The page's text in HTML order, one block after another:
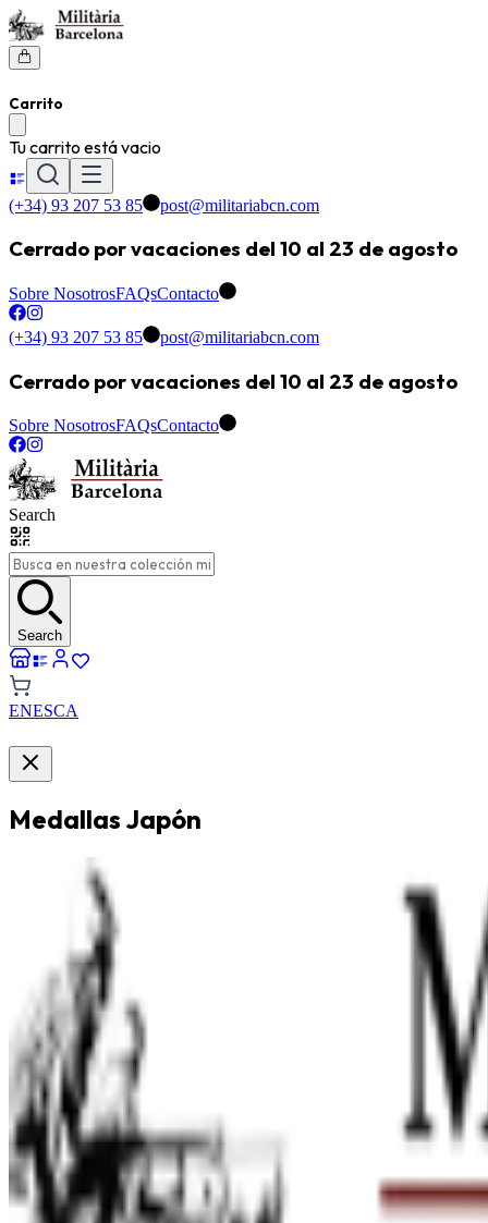
Carrito
Tu carrito está vacio
(+34) 93 207 53 85 post@militariabcn.com
Cerrado por vacaciones del 10 al 23 de agosto
Sobre NosotrosFAQsContacto
(+34) 93 207 53 85 post@militariabcn.com
Cerrado por vacaciones del 10 al 23 de agosto
Sobre NosotrosFAQsContacto
Search
Search
ENESCA
Medallas Japón